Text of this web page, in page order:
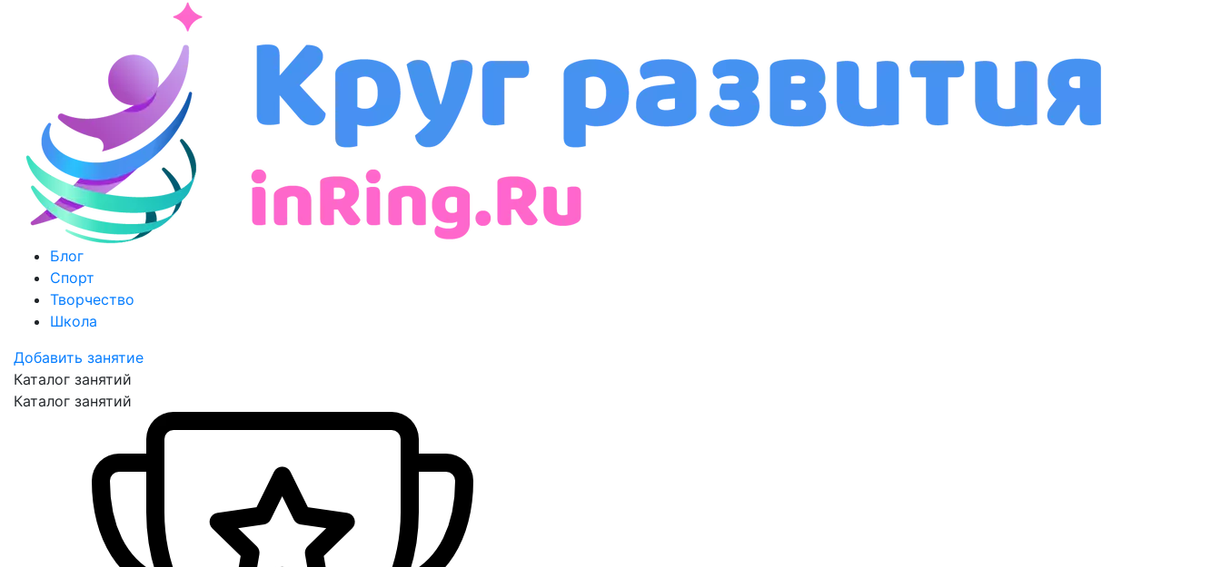
Блог
Спорт
Творчество
Школа
Добавить занятие
Каталог занятий
Каталог занятий